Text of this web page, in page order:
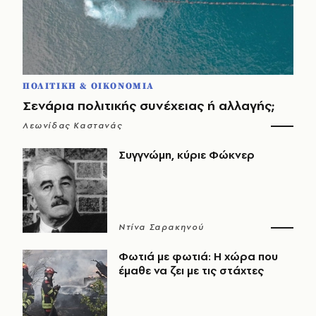
ΠΟΛΙΤΙΚΗ & ΟΙΚΟΝΟΜΙΑ
Σενάρια πολιτικής συνέχειας ή αλλαγής;
Λεωνίδας Καστανάς
Συγγνώμη, κύριε Φώκνερ
Ντίνα Σαρακηνού
Φωτιά με φωτιά: Η χώρα που
έμαθε να ζει με τις στάχτες